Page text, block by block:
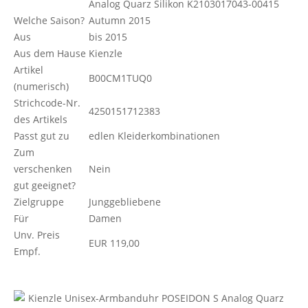
Analog Quarz Silikon K2103017043-00415
Welche Saison? Autumn 2015
Aus
bis 2015
Aus dem Hause Kienzle
Artikel
(numerisch)
B00CM1TUQ0
Strichcode-Nr.
des Artikels
4250151712383
Passt gut zu
edlen Kleiderkombinationen
Zum
verschenken
gut geeignet?
Nein
Zielgruppe
Junggebliebene
Für
Damen
Unv. Preis
Empf.
EUR 119,00